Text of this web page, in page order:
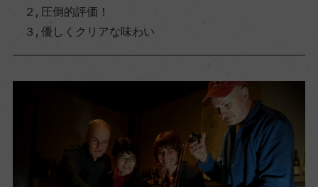
２, 圧倒的評価！
３, 優しくクリアな味わい